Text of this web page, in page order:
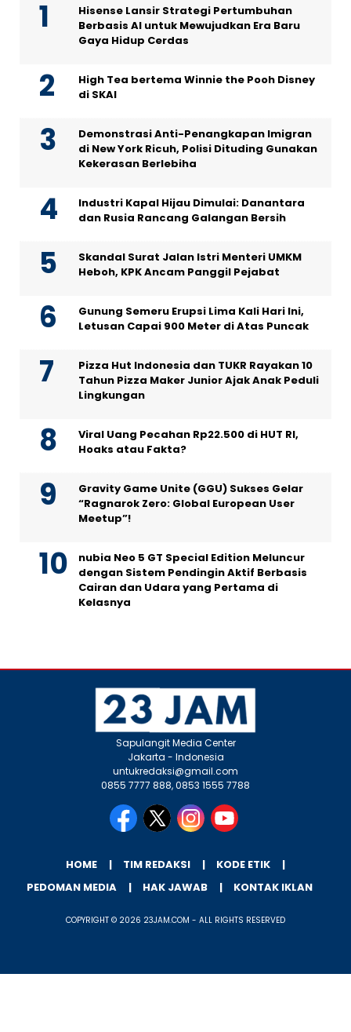
Hisense Lansir Strategi Pertumbuhan
Berbasis AI untuk Mewujudkan Era Baru
Gaya Hidup Cerdas
High Tea bertema Winnie the Pooh Disney
di SKAI
Demonstrasi Anti-Penangkapan Imigran
di New York Ricuh, Polisi Dituding Gunakan
Kekerasan Berlebiha
Industri Kapal Hijau Dimulai: Danantara
dan Rusia Rancang Galangan Bersih
Skandal Surat Jalan Istri Menteri UMKM
Heboh, KPK Ancam Panggil Pejabat
Gunung Semeru Erupsi Lima Kali Hari Ini,
Letusan Capai 900 Meter di Atas Puncak
Pizza Hut Indonesia dan TUKR Rayakan 10
Tahun Pizza Maker Junior Ajak Anak Peduli
Lingkungan
Viral Uang Pecahan Rp22.500 di HUT RI,
Hoaks atau Fakta?
Gravity Game Unite (GGU) Sukses Gelar
“Ragnarok Zero: Global European User
Meetup”!
nubia Neo 5 GT Special Edition Meluncur
dengan Sistem Pendingin Aktif Berbasis
Cairan dan Udara yang Pertama di
Kelasnya
Sapulangit Media Center
Jakarta - Indonesia
untukredaksi@gmail.com
0855 7777 888, 0853 1555 7788
HOME TIM REDAKSI
KODE ETIK
PEDOMAN MEDIA
HAK JAWAB KONTAK IKLAN
COPYRIGHT © 2026 23JAM.COM - ALL RIGHTS RESERVED